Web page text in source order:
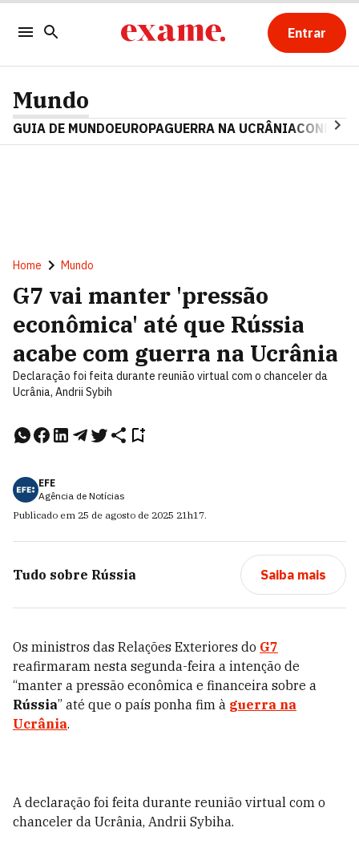
Entrar
Mundo
GUIA DE MUNDOEUROPAGUERRA NA UCRÂNIA
Home Mundo
G7 vai manter 'pressão
econômica' até que Rússia
acabe com guerra na Ucrânia
Declaração foi feita durante reunião virtual com o chanceler da
Ucrânia, Andrii Sybih
EFE
Agência de Notícias
Publicado em 25 de agosto de 2025 21h17.
Tudo sobre Rússia Saiba mais
Os ministros das Relações Exteriores do G7
reafirmaram nesta segunda-feira a intenção de
“manter a pressão econômica e financeira sobre a
Rússia” até que o país ponha fim à guerra na
Ucrânia.
A declaração foi feita durante reunião virtual com o
chanceler da Ucrânia, Andrii Sybiha.